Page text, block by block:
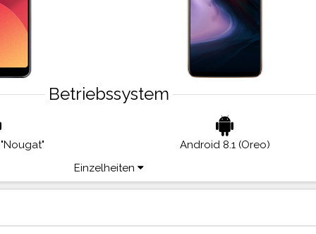
Betriebssystem
Android 8.1 (Oreo)
Einzelheiten